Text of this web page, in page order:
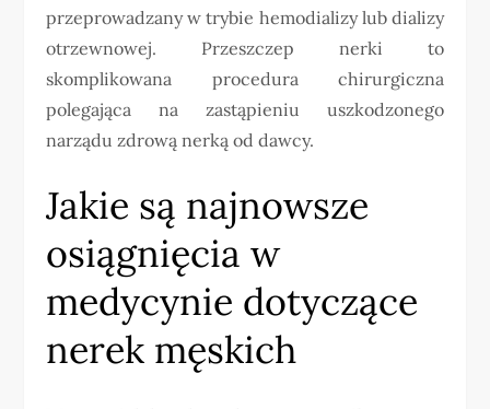
przeprowadzany w trybie hemodializy lub dializy
otrzewnowej. Przeszczep nerki to
skomplikowana procedura chirurgiczna
polegająca na zastąpieniu uszkodzonego
narządu zdrową nerką od dawcy.
Jakie są najnowsze
osiągnięcia w
medycynie dotyczące
nerek męskich